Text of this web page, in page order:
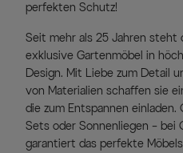
perfekten Schutz!
Seit mehr als 25 Jahren steht
exklusive Gartenmöbel in
Design. Mit Liebe zum Detail
von Materialien schaffen sie
die zum Entspannen
Sets oder Sonnenliegen – bei
garantiert das perfekte